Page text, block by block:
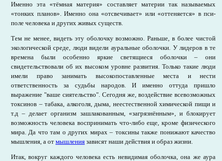
Именно эта «тёмная материя» составляет материи так называемых
«тонких планов». Именно она «отсвечивает» или «оттеняется» в пси-
поле человека и других живых существ.
Тем не менее, видеть эту оболочку возможно. Раньше, в более чистой
экологической среде, люди видели ауральные оболочки. У лидеров в те
времена были особенно яркие светящиеся оболочки – они
свидетельствовали об их высоком уровне развития. Только такие люди
имели право занимать высокопоставленные места и нести
ответственность за судьбы народов. И именно оттуда пришло
выражение "ваше сиятельство". Сегодня же, воздействие всевозможных
токсинов – табака, алкоголя, дыма, неестественной химической пищи и
т.д – делает организм зашлакованным, «загрязнённым», и блокирует
возможность человека воспринимать что-либо еще, кроме физического
мира. Да что там о других мирах – токсины также понижают качество
мышления, а от мышления зависят наши действия и образ жизни.
Итак, вокруг каждого человека есть невидимая оболочка, она же аура